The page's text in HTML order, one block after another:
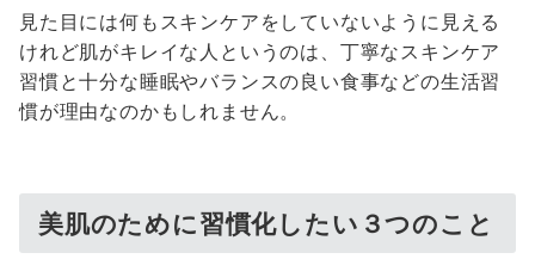
見た目には何もスキンケアをしていないように見える
けれど肌がキレイな人というのは、丁寧なスキンケア
習慣と十分な睡眠やバランスの良い食事などの生活習
慣が理由なのかもしれません。
美肌のために習慣化したい３つのこと